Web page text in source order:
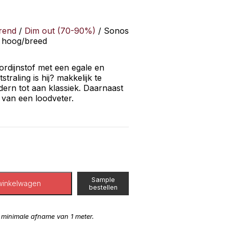
/ Dim out (70-90%) / Sonos
breed
met een egale en
is hij? makkelijk te
tot aan klassiek. Daarnaast
een loodveter.
Sample
bestellen
afname van 1 meter.